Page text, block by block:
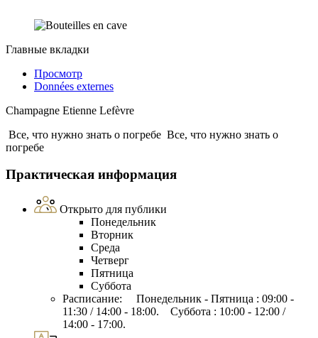
Главные вкладки
Просмотр
Données externes
Champagne Etienne Lefèvre
Все, что нужно знать о погребе Все, что нужно знать о
погребе
Практическая информация
Открыто для публики
Понедельник
Вторник
Среда
Четверг
Пятница
Суббота
Расписание: Понедельник - Пятница : 09:00 -
11:30 / 14:00 - 18:00. Суббота : 10:00 - 12:00 /
14:00 - 17:00.